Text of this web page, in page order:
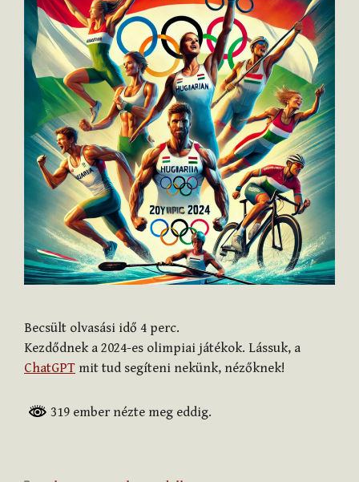
Becsült olvasási idő 4 perc.
Kezdődnek a 2024-es olimpiai játékok. Lássuk, a
ChatGPT mit tud segíteni nekünk, nézőknek!
319 ember nézte meg eddig.